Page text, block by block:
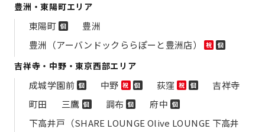
豊洲・東陽町エリア
東陽町 個
豊洲
豊洲（アーバンドックららぽーと豊洲店）
祝 個
吉祥寺・中野・東京西部エリア
成城学園前 個 中野 祝 個 荻窪 祝 個
吉祥寺
町田
三鷹 個 調布 個 府中 個
下高井戸（SHARE LOUNGE Olive LOUNGE 下高井